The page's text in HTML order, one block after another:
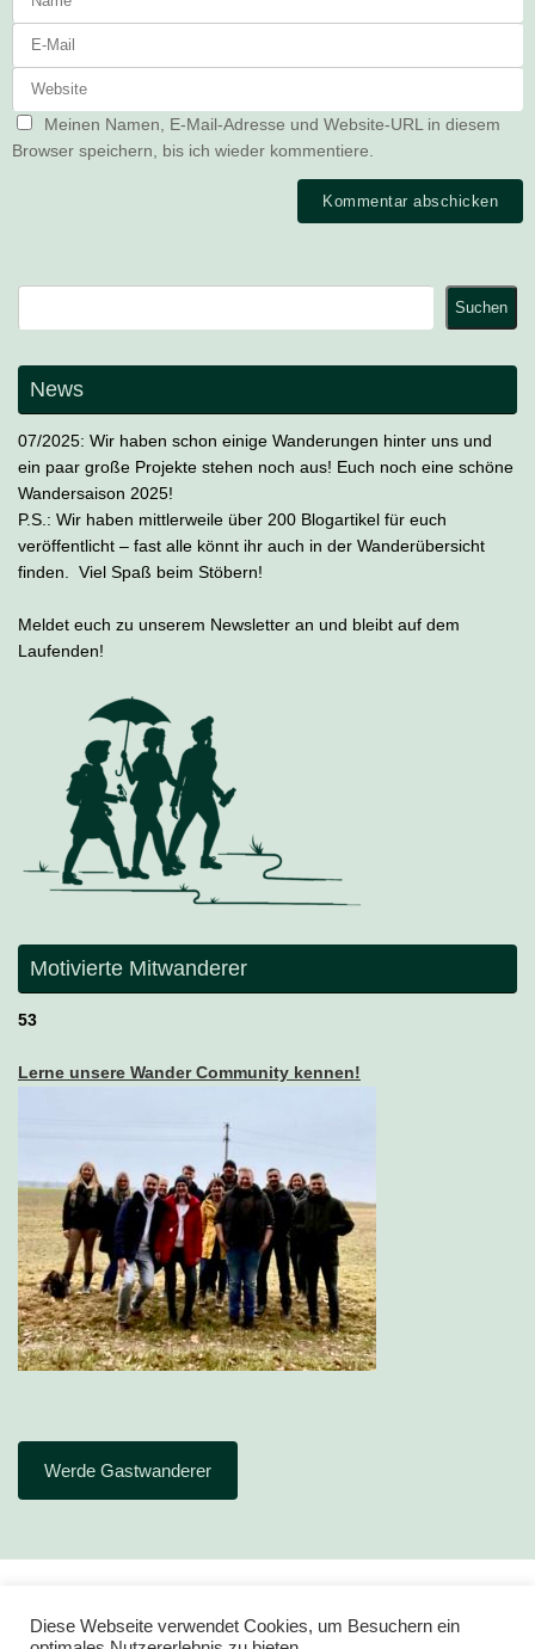
Meinen Namen, E-Mail-Adresse und Website-URL in diesem
Browser speichern, bis ich wieder kommentiere.
Suchen
News
07/2025: Wir haben schon einige Wanderungen hinter uns und
ein paar große Projekte stehen noch aus! Euch noch eine schöne
Wandersaison 2025!
P.S.: Wir haben mittlerweile über 200 Blogartikel für euch
veröffentlicht – fast alle könnt ihr auch in der Wanderübersicht
finden. Viel Spaß beim Stöbern!
Meldet euch zu unserem Newsletter an und bleibt auf dem
Laufenden!
Motivierte Mitwanderer
53
Lerne unsere Wander Community kennen!
Werde Gastwanderer
Diese Webseite verwendet Cookies, um Besuchern ein